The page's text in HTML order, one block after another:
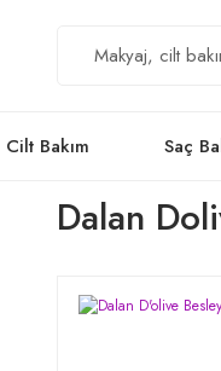
Cilt Bakım Saç
Dalan